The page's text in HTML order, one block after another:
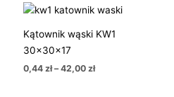
Kątownik wąski KW1
30x30x17
0,44 zł – 42,00 zł
Zakres
cen:
od
0,44 zł
42,00 zł